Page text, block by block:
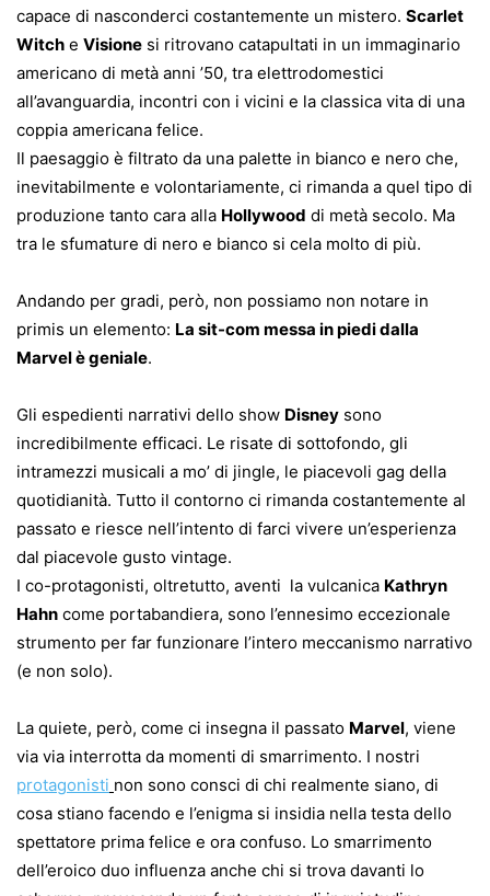
capace di nasconderci costantemente un mistero. Scarlet
Witch e Visione si ritrovano catapultati in un immaginario
americano di metà anni ’50, tra elettrodomestici
all’avanguardia, incontri con i vicini e la classica vita di una
coppia americana felice.
Il paesaggio è filtrato da una palette in bianco e nero che,
inevitabilmente e volontariamente, ci rimanda a quel tipo di
produzione tanto cara alla Hollywood di metà secolo. Ma
tra le sfumature di nero e bianco si cela molto di più.
Andando per gradi, però, non possiamo non notare in
primis un elemento: La sit-com messa in piedi dalla
Marvel è geniale.
Gli espedienti narrativi dello show Disney sono
incredibilmente efficaci. Le risate di sottofondo, gli
intramezzi musicali a mo’ di jingle, le piacevoli gag della
quotidianità. Tutto il contorno ci rimanda costantemente al
passato e riesce nell’intento di farci vivere un’esperienza
dal piacevole gusto vintage.
I co-protagonisti, oltretutto, aventi la vulcanica Kathryn
Hahn come portabandiera, sono l’ennesimo eccezionale
strumento per far funzionare l’intero meccanismo narrativo
(e non solo).
La quiete, però, come ci insegna il passato Marvel, viene
via via interrotta da momenti di smarrimento. I nostri
protagonisti non sono consci di chi realmente siano, di
cosa stiano facendo e l’enigma si insidia nella testa dello
spettatore prima felice e ora confuso. Lo smarrimento
dell’eroico duo influenza anche chi si trova davanti lo